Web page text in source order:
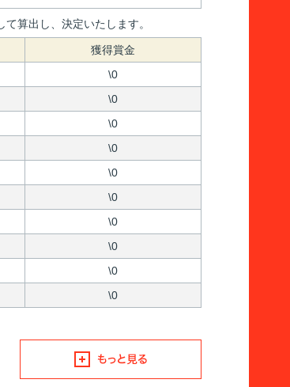
算出し、決定いたします。
獲得賞金
\0
\0
\0
\0
\0
\0
\0
\0
\0
\0